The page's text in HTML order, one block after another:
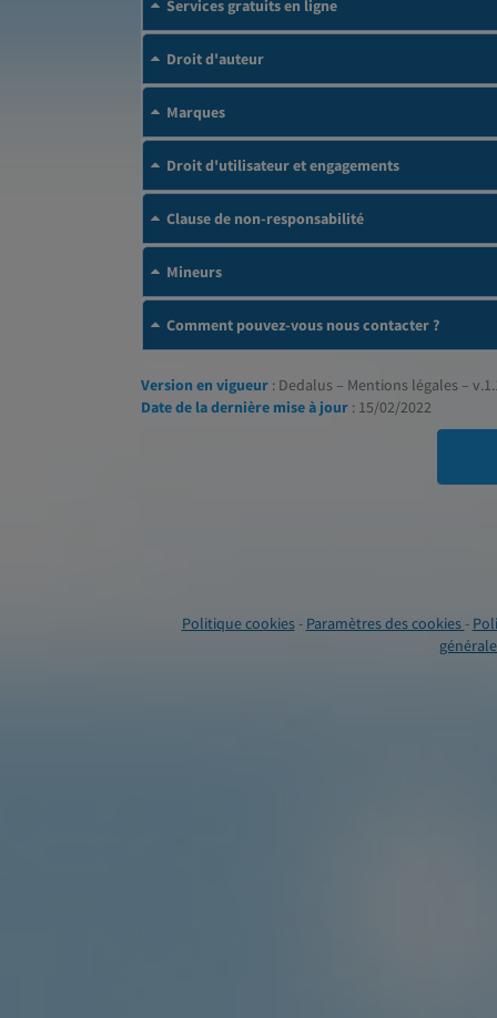
Services gratuits en ligne
Droit d'auteur
Marques
Droit d'utilisateur et engagements
Clause de non-responsabilité
Mineurs
Comment pouvez-vous nous contacter ?
Version en vigueur : Dedalus – Mentions légales –
Date de la dernière mise à jour : 15/02/2022
Politique cookies- Paramètres des cookies-